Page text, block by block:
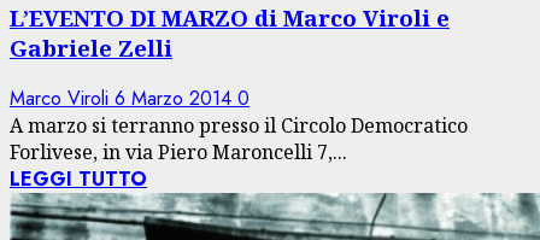
L’EVENTO DI MARZO di Marco Viroli e
Gabriele Zelli
Marco Viroli 6 Marzo 2014 0
A marzo si terranno presso il Circolo Democratico
Forlivese, in via Piero Maroncelli 7,...
LEGGI TUTTO